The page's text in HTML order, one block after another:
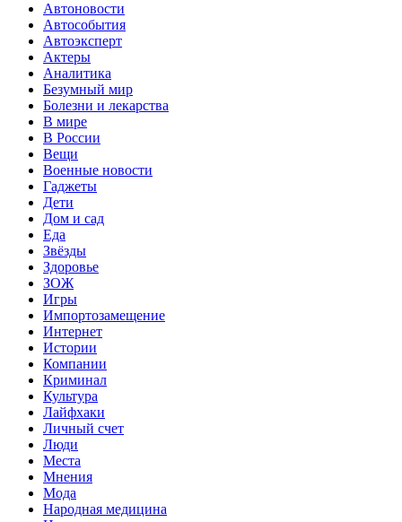
Автоновости
Автособытия
Автоэксперт
Актеры
Аналитика
Безумный мир
Болезни и лекарства
В мире
В России
Вещи
Военные новости
Гаджеты
Дети
Дом и сад
Еда
Звёзды
Здоровье
ЗОЖ
Игры
Импортозамещение
Интернет
Истории
Компании
Криминал
Культура
Лайфхаки
Личный счет
Люди
Места
Мнения
Мода
Народная медицина